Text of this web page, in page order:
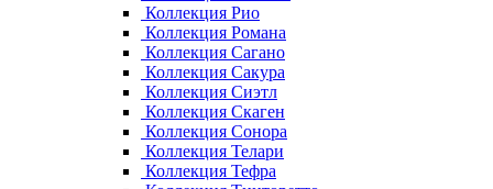
Коллекция Рио
Коллекция Романа
Коллекция Сагано
Коллекция Сакура
Коллекция Сиэтл
Коллекция Скаген
Коллекция Сонора
Коллекция Телари
Коллекция Тефра